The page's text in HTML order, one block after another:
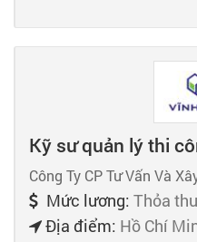
Kỹ sư quản lý thi
Công Ty CP Tư Vấn Và
Mức lương: Thỏa
Địa điểm: Hồ Chí